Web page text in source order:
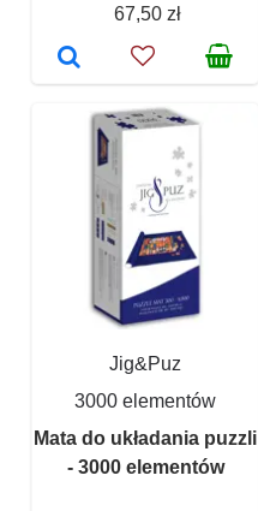
67,50 zł
Jig&Puz
3000 elementów
Mata do układania puzzli
- 3000 elementów